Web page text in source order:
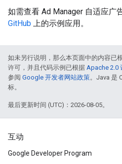
如需查看 Ad Manager 自适应广
GitHub 上的示例应用。
如未另行说明，那么本页面中的内容已
许可，并且代码示例已根据 Apache 2.0
参阅 Google 开发者网站政策。Java 是
标。
最后更新时间 (UTC)：2026-08-05。
互动
Google Developer Program